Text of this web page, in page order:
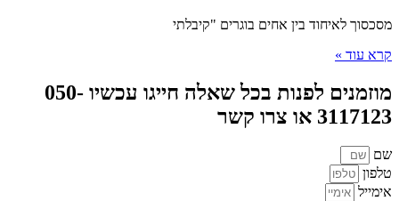
מסכסוך לאיחוד בין אחים בוגרים "קיבלתי
קרא עוד »
מוזמנים לפנות בכל שאלה חייגו עכשיו 050-
3117123 או צרו קשר
שם
טלפון
אימייל